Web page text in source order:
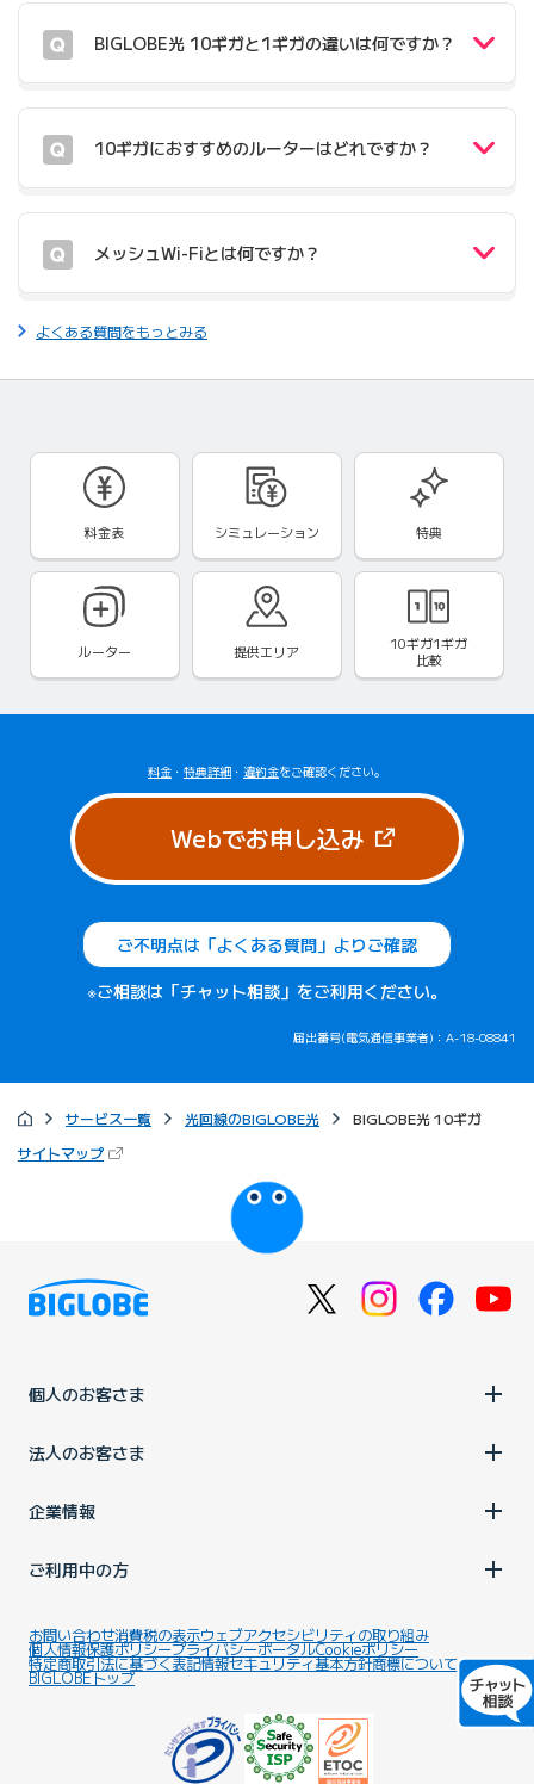
BIGLOBE光 10ギガと1ギガの違いは何ですか？
10ギガにおすすめのルーターはどれですか？
メッシュWi-Fiとは何ですか？
よくある質問をもっとみる
料金表 シミュレーション 特典
ルーター 提供エリア
10ギガ1ギガ
比較
料金 ・ 特典詳細 ・ 違約金をご確認ください。
Webでお申し込み（新しいタブ
ご不明点は「よくある質問」よりご確認
※ご相談は「チャット相談」をご利用ください。
届出番号(電気通信事業者)：A-18-08841
サービス一覧 光回線のBIGLOBE光
BIGLOBE光 10ギガ
サイトマップ（新しいタブで開きます）
個人のお客さま
法人のお客さま
企業情報
ご利用中の方
お問い合わせ消費税の表示ウェブアクセシビリティの取り組み
個人情報保護ポリシープライバシーポータルCookieポリシー
特定商取引法に基づく表記情報セキュリティ基本方針商標について
BIGLOBEトップ